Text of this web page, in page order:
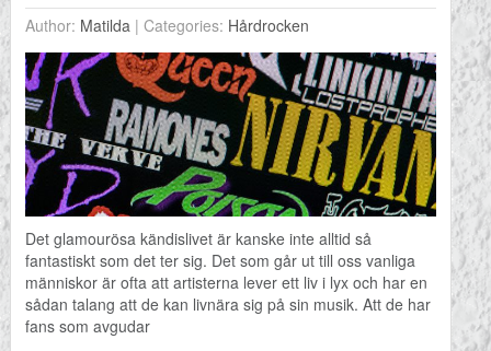
Author: Matilda | Categories: Hårdrocken
Det glamourösa kändislivet är kanske inte alltid så
fantastiskt som det ter sig. Det som går ut till oss vanliga
människor är ofta att artisterna lever ett liv i lyx och har en
sådan talang att de kan livnära sig på sin musik. Att de har
fans som avgudar